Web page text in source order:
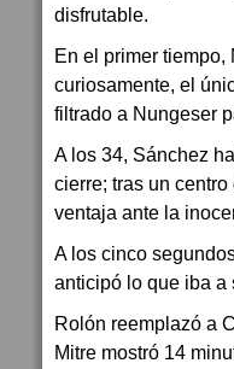
disfrutable.
En el primer
curiosamente, el
filtrado a Nungeser
A los 34, Sánchez
cierre; tras un
ventaja ante la
A los cinco
anticipó lo que iba a
Rolón reemplazó a
Mitre mostró 14